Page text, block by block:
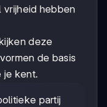
hebben
deze
de basis
je kent.
partij